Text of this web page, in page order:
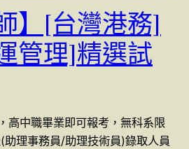
】[台灣港務]
管理]精選試
高中職畢業即可報考，無科系限
理事務員/助理技術員)錄取人員